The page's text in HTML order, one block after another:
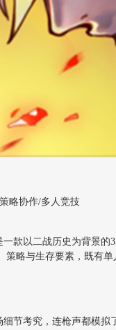
略协作/多人竞技
一款以二战历史为背景
策略与生存要素，既有
节考究，连枪声都模拟